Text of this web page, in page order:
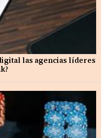
las agencias líderes